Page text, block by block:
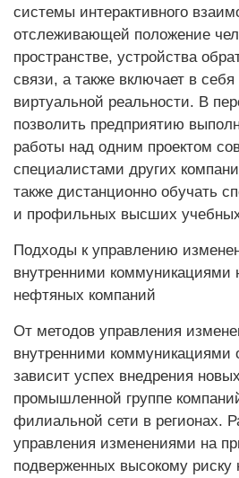
системы интерактивного
отслеживающей положение
пространстве, устройства
связи, а также включает в
виртуальной реальности. В
позволить предприятию
работы над одним проектом
специалистами других
также дистанционно обучать
и профильных высших
Подходы к управлению
внутренними коммуникациями
нефтяных компаний
От методов управления
внутренними коммуникациями
зависит успех внедрения
промышленной группе
филиальной сети в регионах.
управления изменениями на
подверженных высокому